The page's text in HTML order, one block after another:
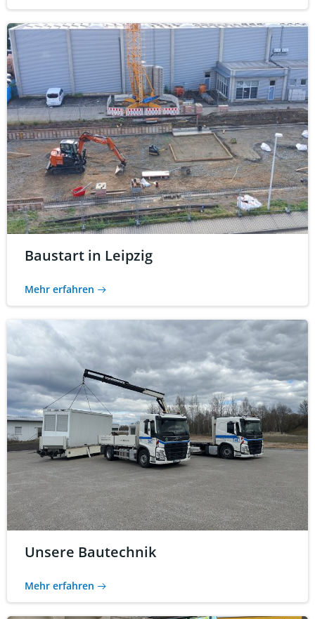
Baustart in Leipzig
Mehr erfahren
Unsere Bautechnik
Mehr erfahren